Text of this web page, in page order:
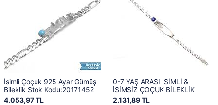
İsimli Çoçuk 925 Ayar Gümüş
Bileklik Stok Kodu:20171452
4.053,97 TL
0-7 YAŞ ARASI İSİMLİ &
İSİMSİZ ÇOÇUK BİLEKLİK
2.131,89 TL